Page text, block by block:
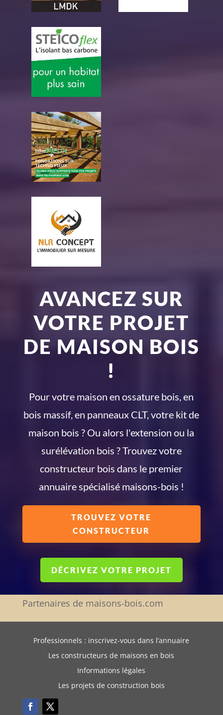
AVANCEZ SUR
VOTRE PROJET
DE MAISON BOIS
!
Pour votre maison en ossature bois, en
bois massif, en panneaux CLT, votre kit de
maison bois ? Ou alors l'extension ou la
surélévation bois ? Trouvez votre
constructeur bois dans le premier
annuaire spécialisé maisons-bois !
TROUVEZ VOTRE
CONSTRUCTEUR
DÉCRIVEZ VOTRE PROJET
Partenaires de maisons-bois.com
Professionnels : inscrivez-vous dans l’annuaire
Les constructeurs de maisons en bois
Informations légales
Les projets de construction bois